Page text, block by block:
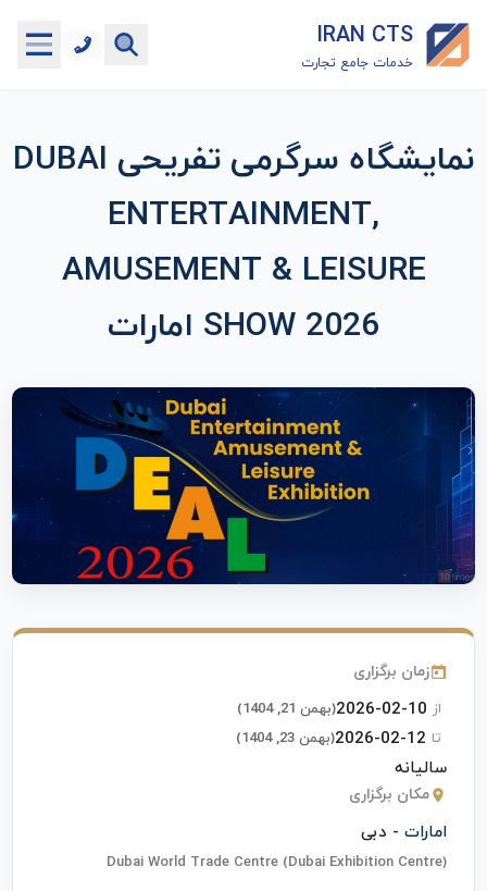
IRAN CTS
خدمات جامع تجارت
خدمات رایگان دیگر
نمایشگاه سرگرمی تفریحی DUBAI
ENTERTAINMENT,
AMUSEMENT & LEISURE
SHOW 2026 امارات
زمان برگزاری
از 2026-02-10(بهمن 21, 1404)
تا 2026-02-12(بهمن 23, 1404)
سالیانه
مکان برگزاری
امارات - دبی
Dubai World Trade Centre (Dubai Exhibition Centre)